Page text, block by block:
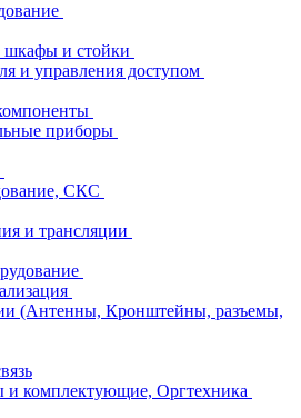
шкафы и стойки
и управления доступом
приборы
СКС
и трансляции
(Антенны, Кронштейны, разъемы,
комплектующие, Оргтехника